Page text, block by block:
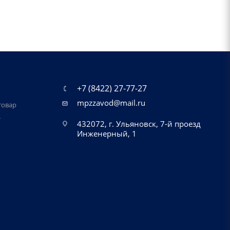
+7 (8422) 27-77-27
mpzzavod@mail.ru
432072, г. Ульяновск, 7-й проезд
Инженерный, 1